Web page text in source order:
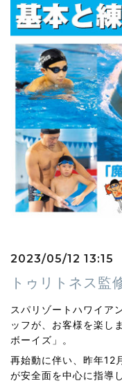
2023/05/12 13:15
トゥリトネス監
スパリゾートハワイア
ッフが、お客様を楽し
ボーイズ」。
再始動に伴い、昨年12
が安全面を中心に指導